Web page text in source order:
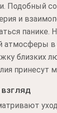
Подобный
и
панике.
атмосферы в
близких
принесут